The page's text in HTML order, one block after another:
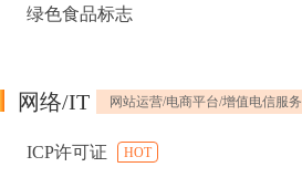
绿色食品标志
网络/IT 网站运营/电商平台/增值电信服务
ICP许可证 HOT